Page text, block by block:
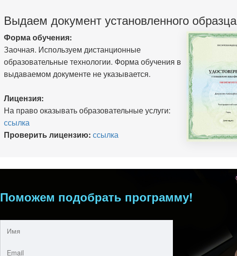
Выдаем документ установленного образца
Форма обучения:
Заочная. Используем дистанционные
образовательные технологии. Форма обучения в
выдаваемом документе не указывается.
Лицензия:
На право оказывать образовательные услуги:
ссылка
Проверить лицензию: ссылка
Поможем подобрать программу!